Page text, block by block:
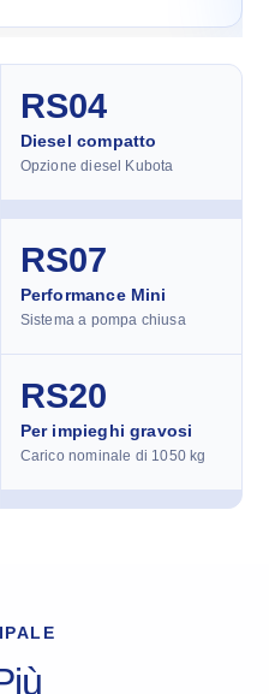
RS04
Diesel compatto
Opzione diesel Kubota
RS07
Performance Mini
Sistema a pompa chiusa
RS20
Per impieghi gravosi
Carico nominale di 1050 kg